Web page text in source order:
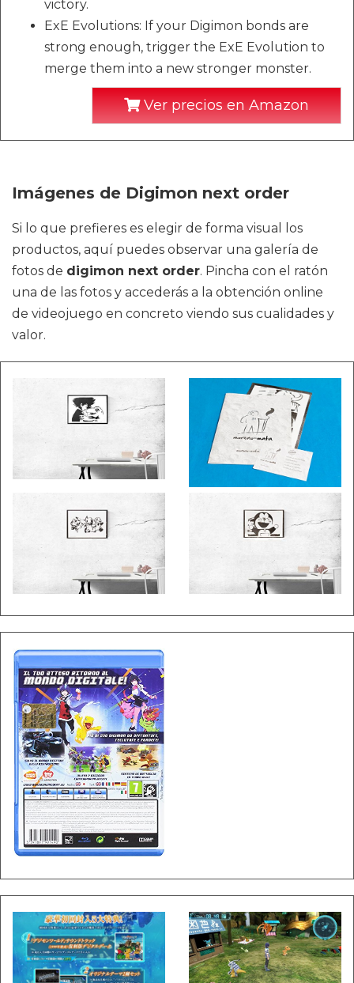
victory.
ExE Evolutions: If your Digimon bonds are
strong enough, trigger the ExE Evolution to
merge them into a new stronger monster.
Ver precios en Amazon
Imágenes de Digimon next order
Si lo que prefieres es elegir de forma visual los
productos, aquí puedes observar una galería de
fotos de digimon next order. Pincha con el ratón
una de las fotos y accederás a la obtención online
de videojuego en concreto viendo sus cualidades y
valor.